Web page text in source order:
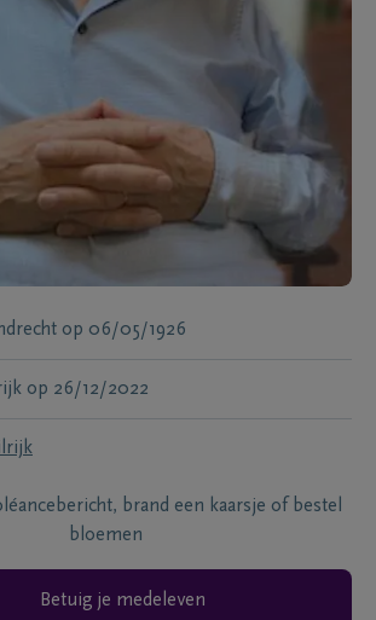
op 06/05/1926
op 26/12/2022
brand een kaarsje of bestel
bloemen
Betuig je medeleven